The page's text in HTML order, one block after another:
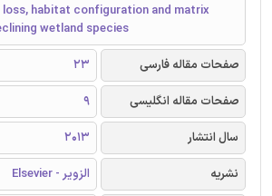
habitat configuration and matrix
wetland species
صفحات مقاله فارسی
23
صفحات مقاله انگلیسی
9
سال انتشار
2013
نشریه
الزویر - Elsevier